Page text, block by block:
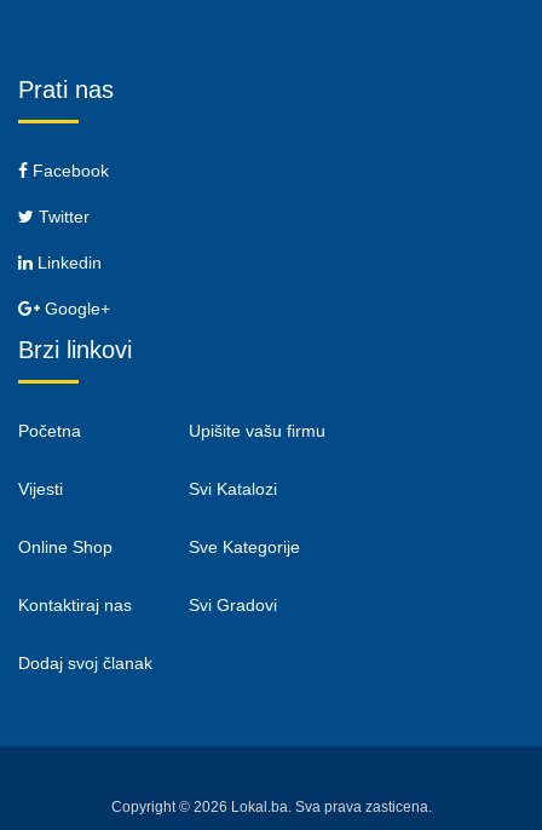
Prati nas
Facebook
Twitter
Linkedin
Google+
Brzi linkovi
Početna
Vijesti
Online Shop
Kontaktiraj nas
Dodaj svoj članak
Upišite vašu firmu
Svi Katalozi
Sve Kategorije
Svi Gradovi
Copyright © 2026 Lokal.ba. Sva prava zasticena.